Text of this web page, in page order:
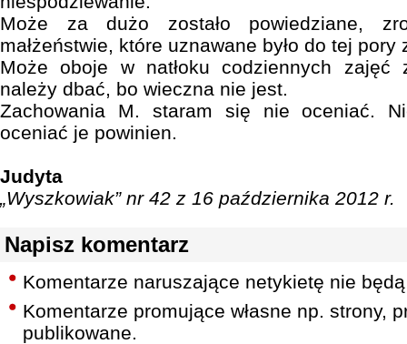
Może za dużo zostało powiedziane,
małżeństwie, które uznawane było do tej pory
Może oboje w natłoku codziennych zajęć
należy dbać, bo wieczna nie jest.
Zachowania M. staram się nie oceniać.
oceniać je powinien.
Judyta
„Wyszkowiak” nr 42 z 16 października 2012 r.
Napisz komentarz
Komentarze naruszające netykietę nie
Komentarze promujące własne np. strony,
publikowane.